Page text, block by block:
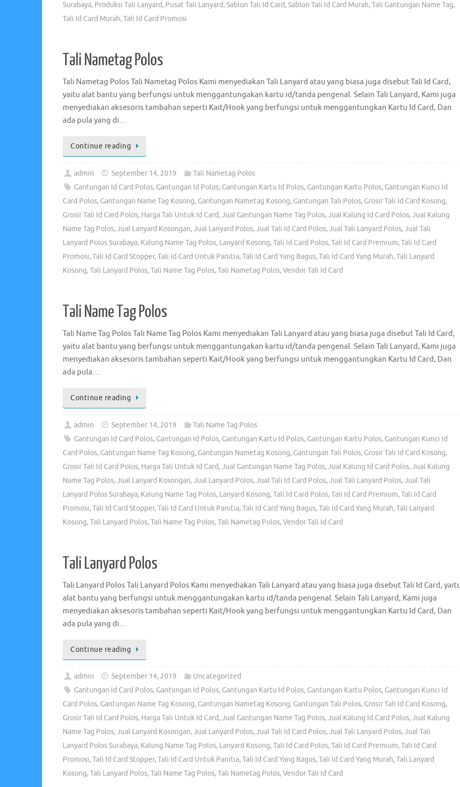
Surabaya, Produksi Tali Lanyard, Pusat Tali Lanyard,Sablon Tali Id Card,Sablon Tali Id Card Murah,Tali Gantungan Name Tag,
Tali Id Card Murah,Tali Id Card Promosi
Tali Nametag Polos
Tali Nametag Polos Tali Nametag Polos Kami menyediakan Tali Lanyard atau yang biasa juga disebut Tali Id Card,
yaitu alat bantu yang berfungsi untuk menggantungakan kartu id/tanda pengenal. Selain Tali Lanyard, Kami juga
menyediakan aksesoris tambahan seperti Kait/Hook yang berfungsi untuk menggantungkan Kartu Id Card, Dan
ada pula yang di…
Continue reading
admin September 14, 2019
Tali Nametag Polos
Gantungan Id Card Polos, Gantungan Id Polos, Gantungan Kartu Id Polos, Gantungan Kartu Polos, Gantungan Kunci Id
Card Polos, Gantungan Name Tag Kosong, Gantungan Nametag Kosong, Gantungan Tali Polos, Grosir Tali Id Card Kosong,
Grosir Tali Id Card Polos, Harga Tali Untuk Id Card,Jual Gantungan Name Tag Polos,Jual Kalung Id Card Polos,Jual Kalung
Name Tag Polos,Jual Lanyard Kosongan,Jual Lanyard Polos,Jual Tali Id Card Polos,Jual Tali Lanyard Polos,Jual Tali
Lanyard Polos Surabaya, Kalung Name Tag Polos, Lanyard Kosong,Tali Id Card Polos,Tali Id Card Premium,Tali Id Card
Promosi,Tali Id Card Stopper,Tali Id Card Untuk Panitia,Tali Id Card Yang Bagus,Tali Id Card Yang Murah,Tali Lanyard
Kosong,Tali Lanyard Polos,Tali Name Tag Polos,Tali Nametag Polos,Vendor Tali Id Card
Tali Name Tag Polos
Tali Name Tag Polos Tali Name Tag Polos Kami menyediakan Tali Lanyard atau yang biasa juga disebut Tali Id Card,
yaitu alat bantu yang berfungsi untuk menggantungakan kartu id/tanda pengenal. Selain Tali Lanyard, Kami juga
menyediakan aksesoris tambahan seperti Kait/Hook yang berfungsi untuk menggantungkan Kartu Id Card, Dan
ada pula…
Continue reading
admin September 14, 2019
Tali Name Tag Polos
Gantungan Id Card Polos, Gantungan Id Polos, Gantungan Kartu Id Polos, Gantungan Kartu Polos, Gantungan Kunci Id
Card Polos, Gantungan Name Tag Kosong, Gantungan Nametag Kosong, Gantungan Tali Polos, Grosir Tali Id Card Kosong,
Grosir Tali Id Card Polos, Harga Tali Untuk Id Card,Jual Gantungan Name Tag Polos,Jual Kalung Id Card Polos,Jual Kalung
Name Tag Polos,Jual Lanyard Kosongan,Jual Lanyard Polos,Jual Tali Id Card Polos,Jual Tali Lanyard Polos,Jual Tali
Lanyard Polos Surabaya, Kalung Name Tag Polos, Lanyard Kosong,Tali Id Card Polos,Tali Id Card Premium,Tali Id Card
Promosi,Tali Id Card Stopper,Tali Id Card Untuk Panitia,Tali Id Card Yang Bagus,Tali Id Card Yang Murah,Tali Lanyard
Kosong,Tali Lanyard Polos,Tali Name Tag Polos,Tali Nametag Polos,Vendor Tali Id Card
Tali Lanyard Polos
Tali Lanyard Polos Tali Lanyard Polos Kami menyediakan Tali Lanyard atau yang biasa juga disebut Tali Id Card,
alat bantu yang berfungsi untuk menggantungakan kartu id/tanda pengenal. Selain Tali Lanyard, Kami juga
menyediakan aksesoris tambahan seperti Kait/Hook yang berfungsi untuk menggantungkan Kartu Id Card, Dan
ada pula yang di…
Continue reading
admin September 14, 2019
Uncategorized
Gantungan Id Card Polos, Gantungan Id Polos, Gantungan Kartu Id Polos, Gantungan Kartu Polos, Gantungan Kunci Id
Card Polos, Gantungan Name Tag Kosong, Gantungan Nametag Kosong, Gantungan Tali Polos, Grosir Tali Id Card Kosong,
Grosir Tali Id Card Polos, Harga Tali Untuk Id Card,Jual Gantungan Name Tag Polos,Jual Kalung Id Card Polos,Jual Kalung
Name Tag Polos,Jual Lanyard Kosongan,Jual Lanyard Polos,Jual Tali Id Card Polos,Jual Tali Lanyard Polos,Jual Tali
Lanyard Polos Surabaya, Kalung Name Tag Polos, Lanyard Kosong,Tali Id Card Polos,Tali Id Card Premium,Tali Id Card
Promosi,Tali Id Card Stopper,Tali Id Card Untuk Panitia,Tali Id Card Yang Bagus,Tali Id Card Yang Murah,Tali Lanyard
Kosong,Tali Lanyard Polos,Tali Name Tag Polos,Tali Nametag Polos,Vendor Tali Id Card